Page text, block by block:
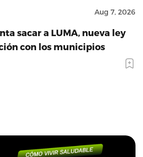
Aug 7, 2026
sacar a LUMA, nueva ley
con los municipios